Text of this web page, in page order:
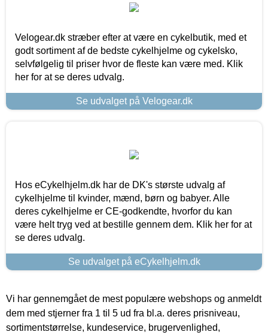
Velogear.dk stræber efter at være en cykelbutik, med et
godt sortiment af de bedste cykelhjelme og cykelsko,
selvfølgelig til priser hvor de fleste kan være med. Klik
her for at se deres udvalg.
Se udvalget på Velogear.dk
Hos eCykelhjelm.dk har de DK's største udvalg af
cykelhjelme til kvinder, mænd, børn og babyer. Alle
deres cykelhjelme er CE-godkendte, hvorfor du kan
være helt tryg ved at bestille gennem dem. Klik her for at
se deres udvalg.
Se udvalget på eCykelhjelm.dk
Vi har gennemgået de mest populære webshops og anmeldt
dem med stjerner fra 1 til 5 ud fra bl.a. deres prisniveau,
sortimentstørrelse, kundeservice, brugervenlighed,